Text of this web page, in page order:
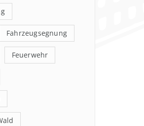
Fahrzeugsegnung
Feuerwehr